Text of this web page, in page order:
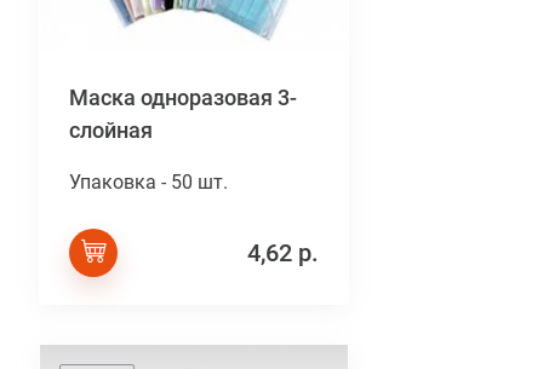
Маска одноразовая 3-
слойная
Упаковка - 50 шт.
4,62 р.